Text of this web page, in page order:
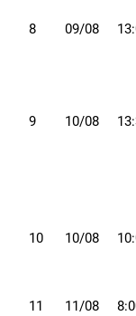
8 09/08
9 10/08
10 10/08
11 11/08